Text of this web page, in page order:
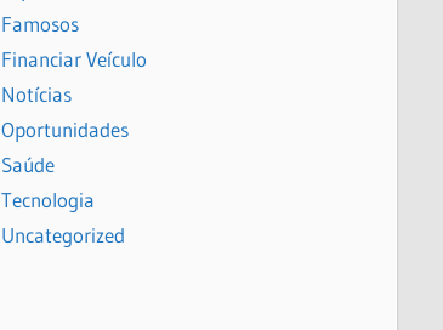
Famosos
Financiar Veículo
Notícias
Oportunidades
Saúde
Tecnologia
Uncategorized